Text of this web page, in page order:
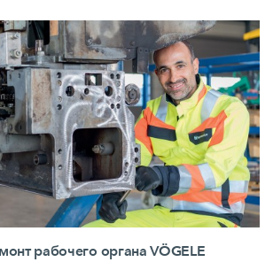
рабочего органа VÖGELE